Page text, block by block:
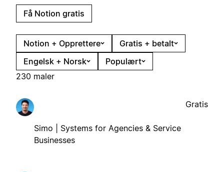
Få Notion gratis
Notion + Opprettere
Gratis + betalt
Engelsk + Norsk
Populært
230 maler
Simo | Systems for Agencies & Service
Businesses
Gratis